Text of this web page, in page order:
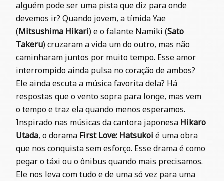
alguém pode ser uma pista que diz para onde
devemos ir? Quando jovem, a tímida Yae
(Mitsushima Hikari) e o falante Namiki (Sato
Takeru) cruzaram a vida um do outro, mas não
caminharam juntos por muito tempo. Esse amor
interrompido ainda pulsa no coração de ambos?
Ele ainda escuta a música favorita dela? Há
respostas que o vento sopra para longe, mas vem
o tempo e traz ela quando menos esperamos.
Inspirado nas músicas da cantora japonesa Hikaro
Utada, o dorama First Love: Hatsukoi é uma obra
que nos conquista sem esforço. Esse drama é como
pegar o táxi ou o ônibus quando mais precisamos.
Ele nos leva com tudo e de uma só vez para uma